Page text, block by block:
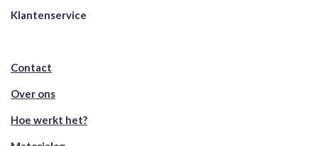
Klantenservice
Contact
Over ons
Hoe werkt het?